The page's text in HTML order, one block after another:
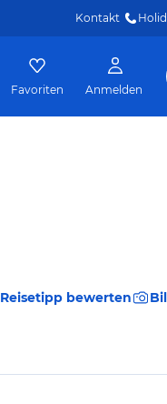
Kontakt
Favoriten Anmelden
Reisetipp bewerten